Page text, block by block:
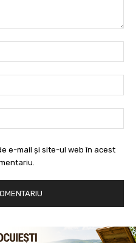
e-mail și site-ul web în acest